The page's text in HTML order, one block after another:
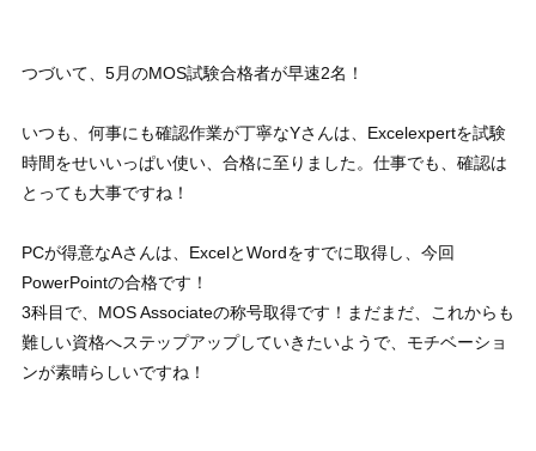
つづいて、5月のMOS試験合格者が早速2名！
いつも、何事にも確認作業が丁寧なYさんは、Excelexpertを試験
時間をせいいっぱい使い、合格に至りました。仕事でも、確認は
とっても大事ですね！
PCが得意なAさんは、ExcelとWordをすでに取得し、今回
PowerPointの合格です！
3科目で、MOS Associateの称号取得です！まだまだ、これからも
難しい資格へステップアップしていきたいようで、モチベーショ
ンが素晴らしいですね！